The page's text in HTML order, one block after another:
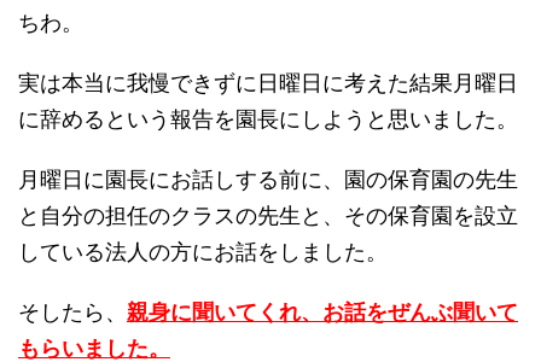
ちわ。
実は本当に我慢できずに日曜日に考えた結果月曜日
に辞めるという報告を園長にしようと思いました。
月曜日に園長にお話しする前に、園の保育園の先生
と自分の担任のクラスの先生と、その保育園を設立
している法人の方にお話をしました。
そしたら、 親身に聞いてくれ、お話をぜんぶ聞いて
もらいました。